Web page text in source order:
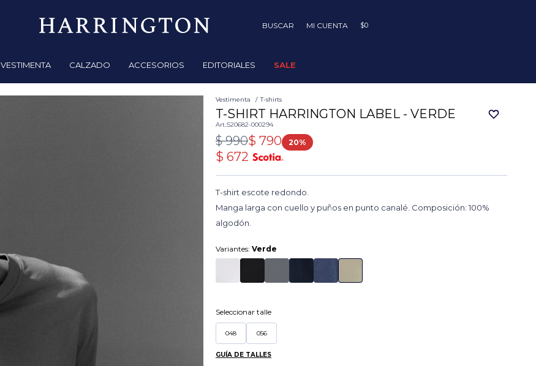
VESTIMENTA CALZADO ACCESORIOS EDITORIALES SALE
$0
Vestimenta T-shirts
T-SHIRT HARRINGTON LABEL - VERDE
520682-000294
$ 790
$ 990 20
$ 672
T-shirt escote redondo.
Manga larga con cuello y puños en punto canalé. Composición: 100%
algodón.
Variantes:Verde
Seleccionar talle
048 056
GUÍA DE TALLES